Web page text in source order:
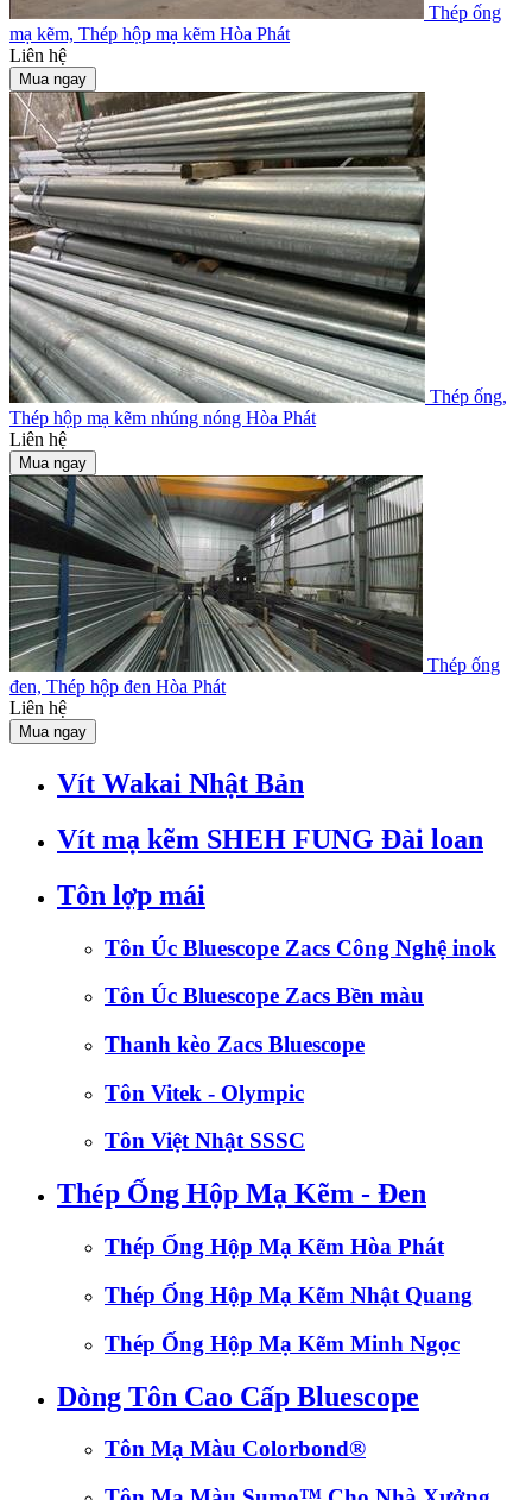
Thép ống
mạ kẽm, Thép hộp mạ kẽm Hòa Phát
Liên hệ
Mua ngay
Thép ống,
Thép hộp mạ kẽm nhúng nóng Hòa Phát
Liên hệ
Mua ngay
Thép ống
đen, Thép hộp đen Hòa Phát
Liên hệ
Mua ngay
Vít Wakai Nhật Bản
Vít mạ kẽm SHEH FUNG Đài loan
Tôn lợp mái
Tôn Úc Bluescope Zacs Công Nghệ inok
Tôn Úc Bluescope Zacs Bền màu
Thanh kèo Zacs Bluescope
Tôn Vitek - Olympic
Tôn Việt Nhật SSSC
Thép Ống Hộp Mạ Kẽm - Đen
Thép Ống Hộp Mạ Kẽm Hòa Phát
Thép Ống Hộp Mạ Kẽm Nhật Quang
Thép Ống Hộp Mạ Kẽm Minh Ngọc
Dòng Tôn Cao Cấp Bluescope
Tôn Mạ Màu Colorbond®